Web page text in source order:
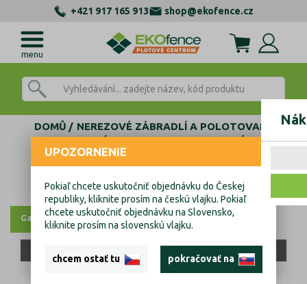
+421 917 165 913 shop@ekofence.cz
menu
DOMŮ
NEREZOVÉ ZÁBRADLÍ A POLOTOVARY
AL KOTEVNÍ PROFILY
FIX - BEZ NAKLÁPANÍ
BOČNÍ TVAR Y
Al kotvící profil - kotvení boční
Galerie Výkresy
JEN OSOBNÍ ODBĚR
UPOZORNENIE
Pokiaľ chcete uskutočniť objednávku do Českej
republiky, kliknite prosím na českú vlajku. Pokiaľ
chcete uskutočniť objednávku na Slovensko,
kliknite prosím na slovenskú vlajku.
chcem ostať tu pokračovať na